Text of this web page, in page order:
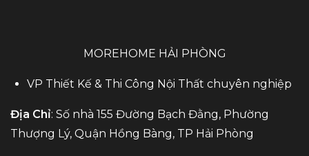
MOREHOME HẢI PHÒNG
VP Thiết Kế & Thi Công Nội Thất chuyên nghiệp
Địa Chỉ: Số nhà 155 Đường Bạch Đằng, Phường
Thượng Lý, Quận Hồng Bàng, TP Hải Phòng